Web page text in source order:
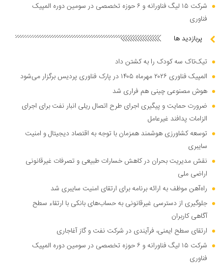
شرکت ۱۵ لیگ فناورانه و ۶ حوزه تخصصی در سومین دوره المپیک
فناوری
پربازدید ها
تیک‌تاک سه کودک را به کشتن داد
المپیک فناوری ۲۰۲۶ مهرماه ۱۴۰۵ در پارک فناوری پردیس برگزار می‌شود
هوش مصنوعی چینی هم فراری شد
ضرورت حمایت و پیگیری اجرای طرح اتصال ریلی انبار نفت برای اجرای
الزامات پدافند غیرعامل
توسعه کشاورزی هوشمند همزمان با توجه به اقتصاد دیجیتال و امنیت
سایبری
نقش مدیریت بحران در کاهش خسارات طبیعی و تصرفات غیرقانونی
اراضی ملی
راه‌آهن موظف به ارائه برنامه برای ارتقای امنیت سایبری شد
جلوگیری از دسترسی غیرقانونی به حساب‌های بانکی با ارتقاء سطح
آگاهی کاربران
ارتقای سطح ایمنی، فرآیندی در شرکت نفت و گاز آغاجاری
شرکت ۱۵ لیگ فناورانه و ۶ حوزه تخصصی در سومین دوره المپیک
فناوری